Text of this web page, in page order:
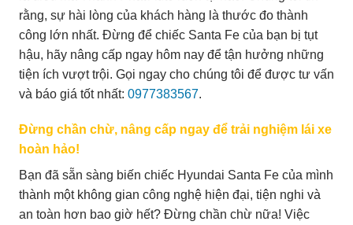
rằng, sự hài lòng của khách hàng là thước đo thành
công lớn nhất. Đừng để chiếc Santa Fe của bạn bị tụt
hậu, hãy nâng cấp ngay hôm nay để tận hưởng những
tiện ích vượt trội. Gọi ngay cho chúng tôi để được tư vấn
và báo giá tốt nhất: 0977383567.
Đừng chần chừ, nâng cấp ngay để trải nghiệm lái xe
hoàn hảo!
Bạn đã sẵn sàng biến chiếc Hyundai Santa Fe của mình
thành một không gian công nghệ hiện đại, tiện nghi và
an toàn hơn bao giờ hết? Đừng chần chừ nữa! Việc